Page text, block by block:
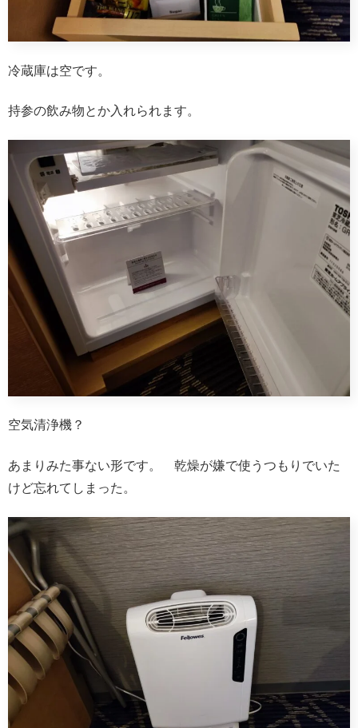
冷蔵庫は空です。
持参の飲み物とか入れられます。
空気清浄機？
あまりみた事ない形です。 乾燥が嫌で使うつもりでいた
けど忘れてしまった。